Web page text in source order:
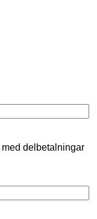
med delbetalningar